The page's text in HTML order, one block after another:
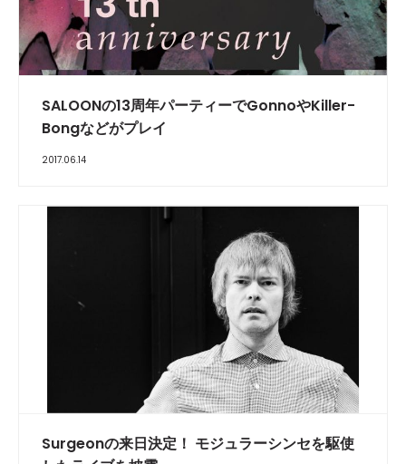
SALOONの13周年パーティーでGonnoやKiller-
Bongなどがプレイ
2017.06.14
Surgeonの来日決定！ モジュラーシンセを駆使